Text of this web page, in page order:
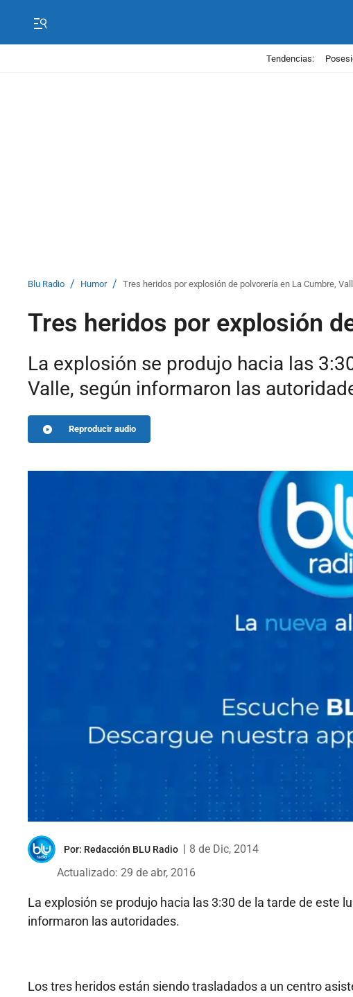
Tendencias:
Blu Radio / Humor / Tres heridos por explosión de polvorería en La Cumbre,
Tres heridos por explosión
La explosión se produjo hacia las
Valle, según informaron las
Reproducir audio
Por: Redacción BLU Radio
8 de Dic, 2014
Actualizado: 29 de abr, 2016
La explosión se produjo hacia las 3:30 de la tarde de este
informaron las autoridades.
Los tres heridos están siendo trasladados a un centro